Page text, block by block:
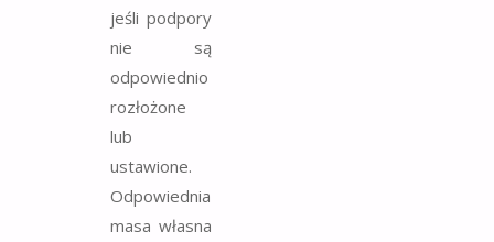
jeśli podpory
nie są
odpowiednio
rozłożone
lub
ustawione.
Odpowiednia
masa własna